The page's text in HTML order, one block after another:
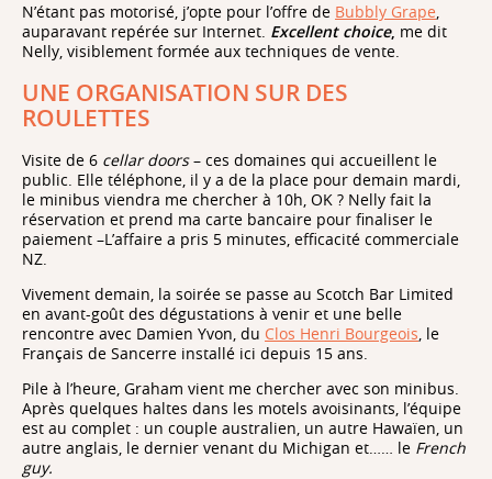
N’étant pas motorisé, j’opte pour l’offre de Bubbly Grape,
auparavant repérée sur Internet. Excellent choice, me dit
Nelly, visiblement formée aux techniques de vente.
UNE ORGANISATION SUR DES
ROULETTES
Visite de 6 cellar doors– ces domaines qui accueillent le
public. Elle téléphone, il y a de la place pour demain mardi,
le minibus viendra me chercher à 10h, OK ? Nelly fait la
réservation et prend ma carte bancaire pour finaliser le
paiement –L’affaire a pris 5 minutes, efficacité commerciale
NZ.
Vivement demain, la soirée se passe au Scotch Bar Limited
en avant-goût des dégustations à venir et une belle
rencontre avec Damien Yvon, du Clos Henri Bourgeois , le
Français de Sancerre installé ici depuis 15 ans.
Pile à l’heure, Graham vient me chercher avec son minibus.
Après quelques haltes dans les motels avoisinants, l’équipe
est au complet : un couple australien, un autre Hawaïen, un
autre anglais, le dernier venant du Michigan et…… le French
guy.